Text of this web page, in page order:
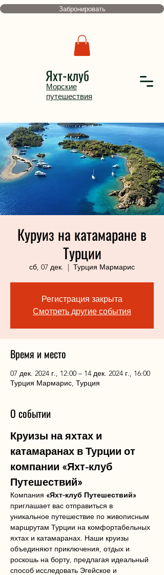
Забронировать
Яхт-клуб
Морские
путешествия
Куруиз на катамаране в
Турции
сб, 07 дек.
  |
Турция Мармарис
Регистрация закрыта
Смотреть другие события
Время и место
07 дек. 2024 г., 12:00 – 14 дек. 2024 г., 16:00
Турция Мармарис, Турция
О событии
Круизы на яхтах и
катамаранах в Турции от
компании «Яхт-клуб
Путешествий»
Компания «Яхт-клуб Путешествий»
приглашает вас отправиться в
уникальное путешествие по живописным
маршрутам Турции на комфортабельных
яхтах и катамаранах. Наши круизы
объединяют приключения, отдых и
роскошь на борту, предлагая идеальный
способ исследовать Эгейское и